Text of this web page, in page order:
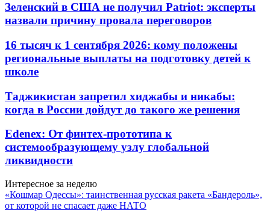
Зеленский в США не получил Patriot: эксперты
назвали причину провала переговоров
16 тысяч к 1 сентября 2026: кому положены
региональные выплаты на подготовку детей к
школе
Таджикистан запретил хиджабы и никабы:
когда в России дойдут до такого же решения
Edenex: От финтех-прототипа к
системообразующему узлу глобальной
ликвидности
Интересное за неделю
«Кошмар Одессы»: таинственная русская ракета «Бандероль»,
от которой не спасает даже НАТО